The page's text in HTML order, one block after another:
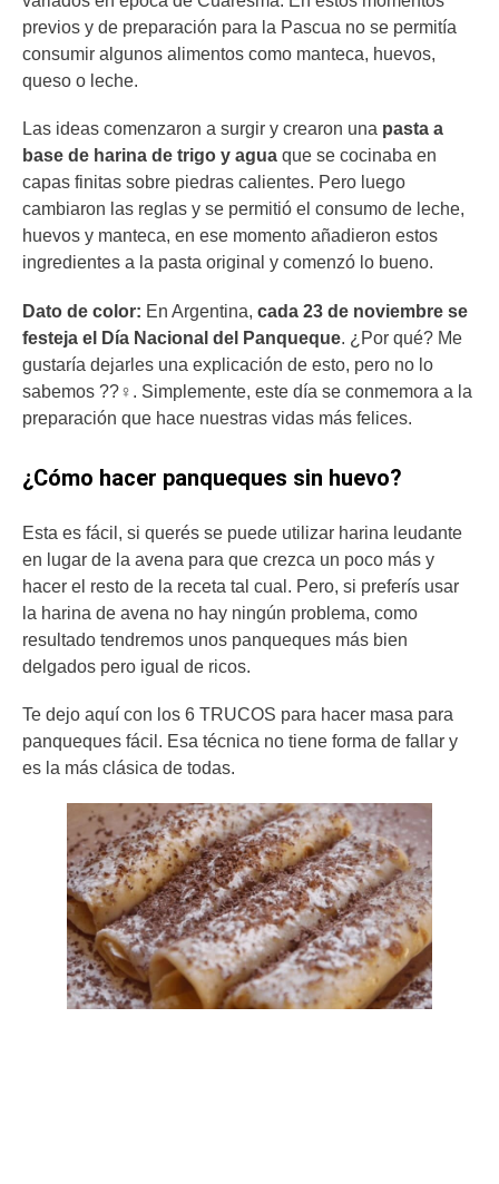
previos y de preparación para la Pascua no se permitía
consumir algunos alimentos como manteca, huevos,
queso o leche.
Las ideas comenzaron a surgir y crearon una pasta a
base de harina de trigo y agua que se cocinaba en
capas finitas sobre piedras calientes. Pero luego
cambiaron las reglas y se permitió el consumo de leche,
huevos y manteca, en ese momento añadieron estos
ingredientes a la pasta original y comenzó lo bueno.
Dato de color: En Argentina, cada 23 de noviembre se
festeja el Día Nacional del Panqueque. ¿Por qué? Me
gustaría dejarles una explicación de esto, pero no lo
sabemos ??‍♀️. Simplemente, este día se conmemora a la
preparación que hace nuestras vidas más felices.
¿Cómo hacer panqueques sin huevo?
Esta es fácil, si querés se puede utilizar harina leudante
en lugar de la avena para que crezca un poco más y
hacer el resto de la receta tal cual. Pero, si preferís usar
la harina de avena no hay ningún problema, como
resultado tendremos unos panqueques más bien
delgados pero igual de ricos.
Te dejo aquí con los 6 TRUCOS para hacer masa para
panqueques fácil. Esa técnica no tiene forma de fallar y
es la más clásica de todas.